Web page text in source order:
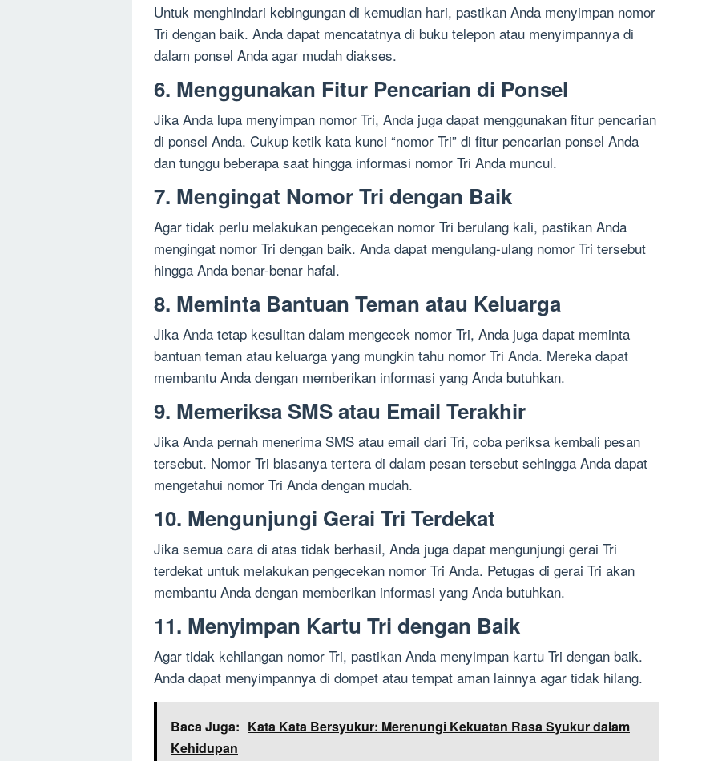
Untuk menghindari kebingungan di kemudian hari, pastikan Anda menyimpan nomor
Tri dengan baik. Anda dapat mencatatnya di buku telepon atau menyimpannya di
dalam ponsel Anda agar mudah diakses.
6. Menggunakan Fitur Pencarian di Ponsel
Jika Anda lupa menyimpan nomor Tri, Anda juga dapat menggunakan fitur pencarian
di ponsel Anda. Cukup ketik kata kunci “nomor Tri” di fitur pencarian ponsel Anda
dan tunggu beberapa saat hingga informasi nomor Tri Anda muncul.
7. Mengingat Nomor Tri dengan Baik
Agar tidak perlu melakukan pengecekan nomor Tri berulang kali, pastikan Anda
mengingat nomor Tri dengan baik. Anda dapat mengulang-ulang nomor Tri tersebut
hingga Anda benar-benar hafal.
8. Meminta Bantuan Teman atau Keluarga
Jika Anda tetap kesulitan dalam mengecek nomor Tri, Anda juga dapat meminta
bantuan teman atau keluarga yang mungkin tahu nomor Tri Anda. Mereka dapat
membantu Anda dengan memberikan informasi yang Anda butuhkan.
9. Memeriksa SMS atau Email Terakhir
Jika Anda pernah menerima SMS atau email dari Tri, coba periksa kembali pesan
tersebut. Nomor Tri biasanya tertera di dalam pesan tersebut sehingga Anda dapat
mengetahui nomor Tri Anda dengan mudah.
10. Mengunjungi Gerai Tri Terdekat
Jika semua cara di atas tidak berhasil, Anda juga dapat mengunjungi gerai Tri
terdekat untuk melakukan pengecekan nomor Tri Anda. Petugas di gerai Tri akan
membantu Anda dengan memberikan informasi yang Anda butuhkan.
11. Menyimpan Kartu Tri dengan Baik
Agar tidak kehilangan nomor Tri, pastikan Anda menyimpan kartu Tri dengan baik.
Anda dapat menyimpannya di dompet atau tempat aman lainnya agar tidak hilang.
Baca Juga: Kata Kata Bersyukur: Merenungi Kekuatan Rasa Syukur dalam
Kehidupan